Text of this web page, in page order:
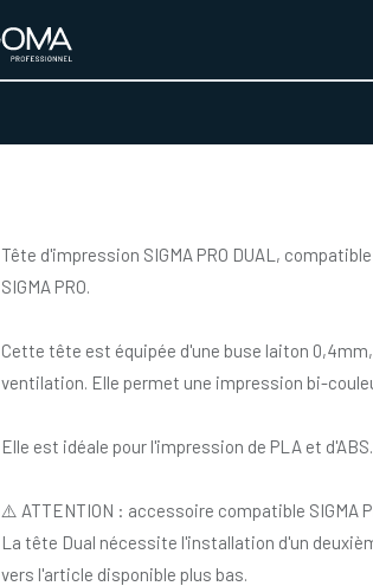
Tête d'impression SIGMA PRO DUAL,
SIGMA PRO.
Cette tête est équipée d'une buse laiton
ventilation. Elle permet une impression bi-
Elle est idéale pour l'impression de PLA et d'ABS.
⚠️ ATTENTION : accessoire compatible SIGMA
La tête Dual nécessite l'installation d'un
vers l'article disponible plus bas.